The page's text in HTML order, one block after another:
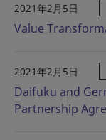
2021年2月5日
Value
2021年2月5日
Daifuku and
Partnership